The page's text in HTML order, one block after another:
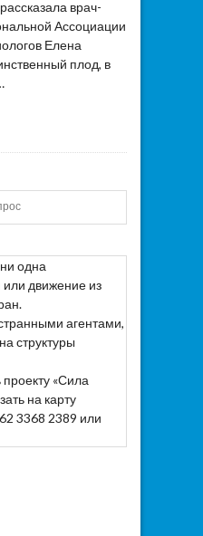
врач-
Ассоциации
Елена
плод, в
одна
или движение из
агентами,
структуры
«Сила
на карту
3368 2389 или